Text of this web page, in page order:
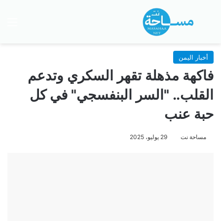
بحث عن
أخبار اليمن
فاكهة مذهلة تقهر السكري وتدعم
القلب.. "السر البنفسجي" في كل
حبة عنب
مساحة نت 29 يوليو، 2025